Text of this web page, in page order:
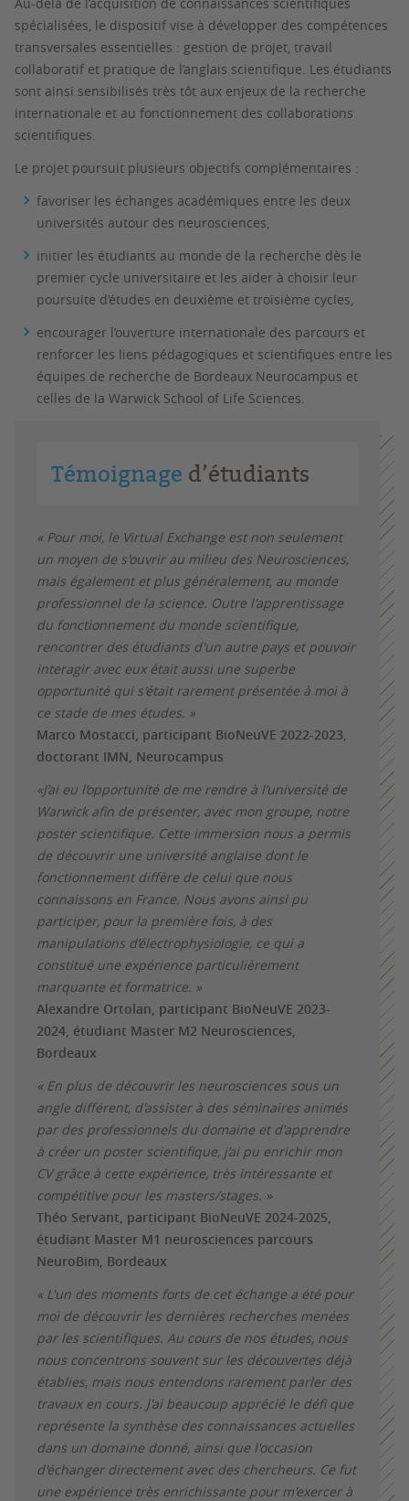
spécialisées, le dispositif vise à développer des compétences
transversales essentielles : gestion de projet, travail
collaboratif et pratique de l’anglais scientifique. Les étudiants
sont ainsi sensibilisés très tôt aux enjeux de la recherche
internationale et au fonctionnement des collaborations
scientifiques.
Le projet poursuit plusieurs objectifs complémentaires :
favoriser les échanges académiques entre les deux
universités autour des neurosciences,
initier les étudiants au monde de la recherche dès le
premier cycle universitaire et les aider à choisir leur
poursuite d’études en deuxième et troisième cycles,
encourager l’ouverture internationale des parcours et
renforcer les liens pédagogiques et scientifiques entre les
équipes de recherche de Bordeaux Neurocampus et
celles de la Warwick School of Life Sciences.
Témoignage d’étudiants
« Pour moi, le Virtual Exchange est non seulement
un moyen de s'ouvrir au milieu des Neurosciences,
mais également et plus généralement, au monde
professionnel de la science. Outre l'apprentissage
du fonctionnement du monde scientifique,
rencontrer des étudiants d'un autre pays et pouvoir
interagir avec eux était aussi une superbe
opportunité qui s'était rarement présentée à moi à
ce stade de mes études. »
Marco Mostacci, participant BioNeuVE 2022-2023,
doctorant IMN, Neurocampus
«J’ai eu l’opportunité de me rendre à l’université de
Warwick afin de présenter, avec mon groupe, notre
poster scientifique. Cette immersion nous a permis
de découvrir une université anglaise dont le
fonctionnement diffère de celui que nous
connaissons en France. Nous avons ainsi pu
participer, pour la première fois, à des
manipulations d’électrophysiologie, ce qui a
constitué une expérience particulièrement
marquante et formatrice. »
Alexandre Ortolan, participant BioNeuVE 2023-
2024, étudiant Master M2 Neurosciences,
Bordeaux
« En plus de découvrir les neurosciences sous un
angle différent, d'assister à des séminaires animés
par des professionnels du domaine et d'apprendre
à créer un poster scientifique, j’ai pu enrichir mon
CV grâce à cette expérience, très intéressante et
compétitive pour les masters/stages. »
Théo Servant, participant BioNeuVE 2024-2025,
étudiant Master M1 neurosciences parcours
NeuroBim, Bordeaux
« L'un des moments forts de cet échange a été pour
moi de découvrir les dernières recherches menées
par les scientifiques. Au cours de nos études, nous
nous concentrons souvent sur les découvertes déjà
établies, mais nous entendons rarement parler des
travaux en cours. J'ai beaucoup apprécié le défi que
représente la synthèse des connaissances actuelles
dans un domaine donné, ainsi que l'occasion
d'échanger directement avec des chercheurs. Ce fut
une expérience très enrichissante pour m'exercer à